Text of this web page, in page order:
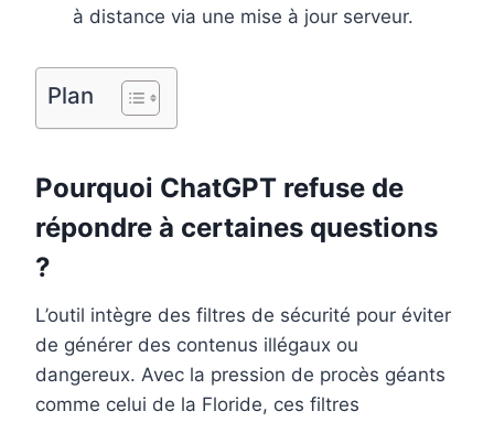
à distance via une mise à jour serveur.
Plan
Pourquoi ChatGPT refuse de
répondre à certaines questions
?
L’outil intègre des filtres de sécurité pour éviter
de générer des contenus illégaux ou
dangereux. Avec la pression de procès géants
comme celui de la Floride, ces filtres